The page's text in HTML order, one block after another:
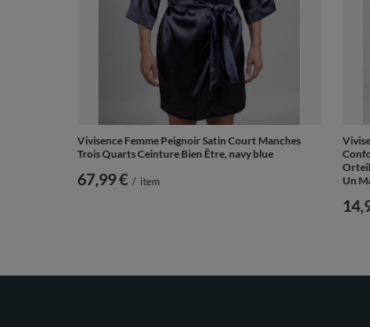
Vivisence Femme Peignoir Satin Court Manches
Trois Quarts Ceinture Bien Être, navy blue
67,99 € / item
Un